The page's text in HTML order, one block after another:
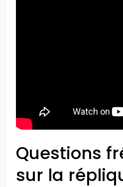
Questions
sur la